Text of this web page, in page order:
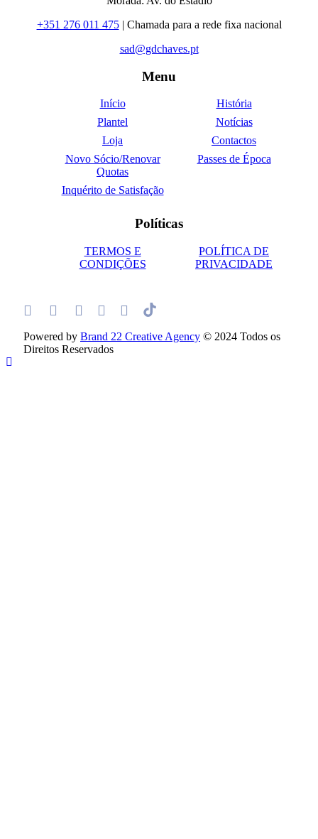
+351 276 011 475| Chamada para a rede fixa nacional
sad@gdchaves.pt
Menu
Início
História
Plantel
Notícias
Loja
Contactos
Novo Sócio/Renovar
Quotas
Passes de Época
Inquérito de Satisfação
Políticas
TERMOS E
CONDIÇÕES
POLÍTICA DE
PRIVACIDADE
Powered by Brand 22 Creative Agency © 2024 Todos os
Direitos Reservados